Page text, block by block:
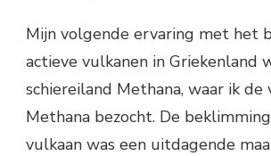
Mijn volgende ervaring met het
actieve vulkanen in Griekenland
schiereiland Methana, waar ik de
Methana bezocht. De
vulkaan was een uitdagende